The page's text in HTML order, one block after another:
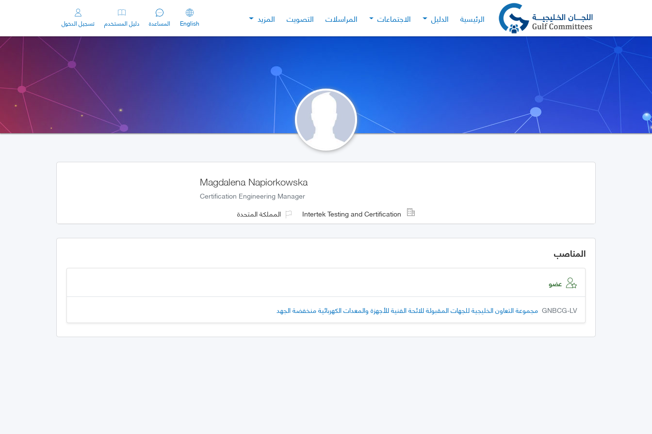
الرئيسية الدليل الاجتماعات المراسلات التصويت المزيد English المساعدة دليل المستخدم تسجيل الدخول
Magdalena Napiorkowska
Certification Engineering Manager
المملكة المتحدة
المناصب
عضو
GNBCG-LV مجموعة التعاون الخليجية للجهات المقبولة للائحة الفنية للأجهزة والمعدات الكهربائية منخفضة الجهد